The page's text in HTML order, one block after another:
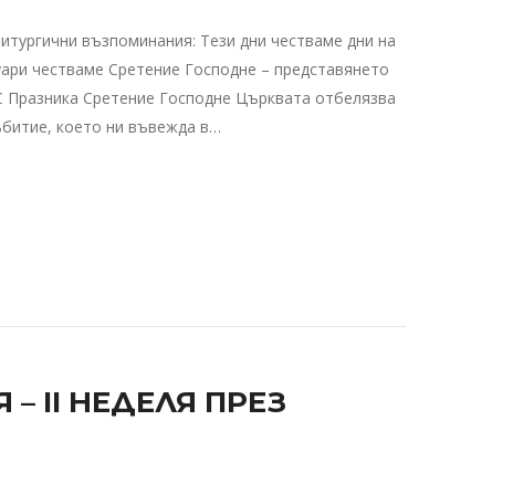
възпоминания: Тези дни честваме дни на
честваме Сретение Господне – представянето
Сретение Господне Църквата отбелязва
което ни въвежда в…
II НЕДЕЛЯ ПРЕЗ